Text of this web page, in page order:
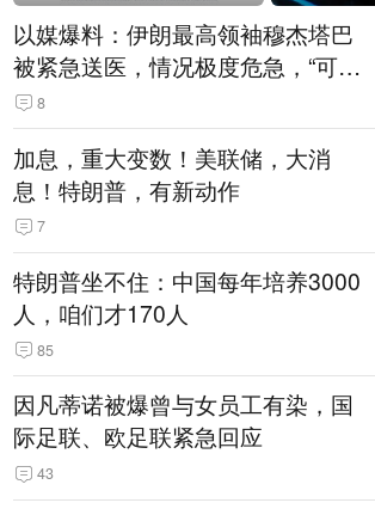
以媒爆料：伊朗最高领袖穆杰塔巴
被紧急送医，情况极度危急，“可能
随时会死去”
8
加息，重大变数！美联储，大消
息！特朗普，有新动作
7
特朗普坐不住：中国每年培养3000
人，咱们才170人
85
因凡蒂诺被爆曾与女员工有染，国
际足联、欧足联紧急回应
43